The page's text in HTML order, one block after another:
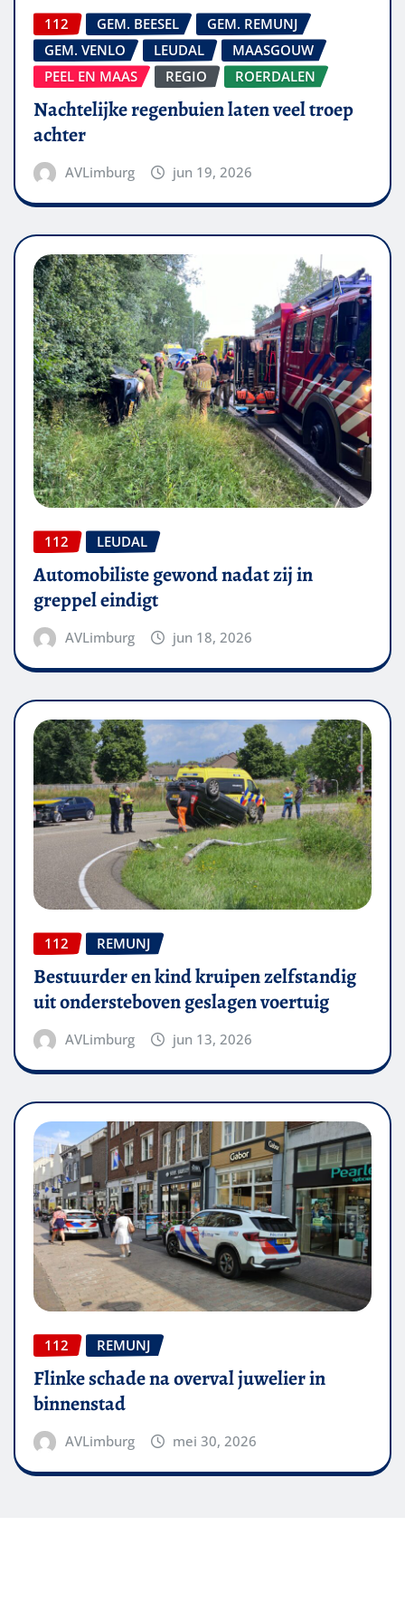
112 GEM. BEESEL
GEM. REMUNJ
GEM. VENLO
LEUDAL
MAASGOUW
PEEL EN MAAS
REGIO ROERDALEN
Nachtelijke regenbuien laten veel troep
achter
AVLimburg jun 19, 2026
112 LEUDAL
Automobiliste gewond nadat zij in
greppel eindigt
AVLimburg jun 18, 2026
112 REMUNJ
Bestuurder en kind kruipen zelfstandig
uit ondersteboven geslagen voertuig
AVLimburg jun 13, 2026
112 REMUNJ
Flinke schade na overval juwelier in
binnenstad
AVLimburg mei 30, 2026